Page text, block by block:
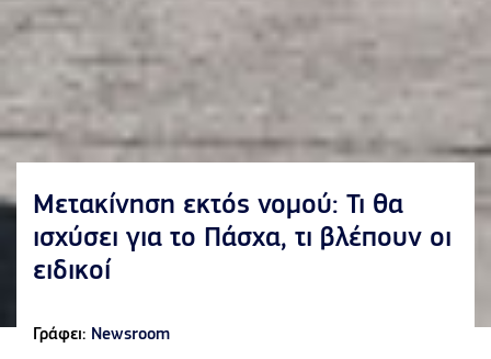
Μετακίνηση εκτός νομού: Τι θα
ισχύσει για το Πάσχα, τι βλέπουν οι
ειδικοί
Γράφει: Newsroom